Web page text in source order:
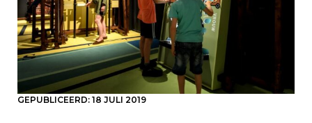
GEPUBLICEERD: 18 JULI 2019